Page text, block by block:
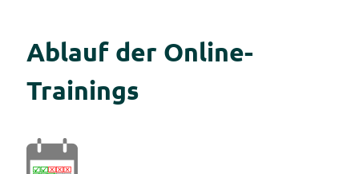
Ablauf der Online-
Trainings